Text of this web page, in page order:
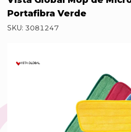
Portafibra Verde
SKU: 3081247